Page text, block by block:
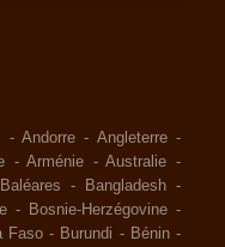
-Andorre - Angleterre -
-Arménie -Australie -
Baléares - Bangladesh -
- Bosnie-Herzégovine -
Faso - Burundi - Bénin -